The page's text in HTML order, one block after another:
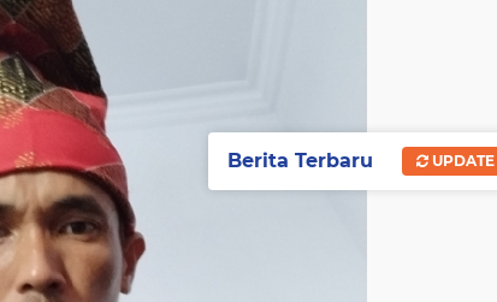
Berita Terbaru UPDATE